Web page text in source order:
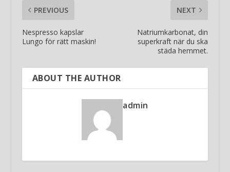
PREVIOUS
Nespresso kapslar
Lungo för rätt maskin!
NEXT
Natriumkarbonat, din
superkraft när du ska
städa hemmet.
ABOUT THE AUTHOR
admin